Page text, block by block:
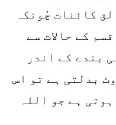
کائنات چُونکہ
کے حالات سے
بندے کے اندر
بدلتی ہے تو اس
ہے جو اللہ